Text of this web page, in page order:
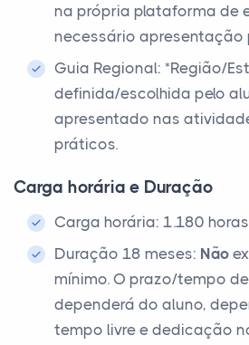
na própria plataforma de
necessário apresentação
Guia Regional: *Região/
definida/escolhida pelo
apresentado nas
práticos.
Carga horária e Duração
Carga horária: 1.180 horas
Duração 18 meses: Não
mínimo. O prazo/tempo
dependerá do aluno,
tempo livre e dedicação